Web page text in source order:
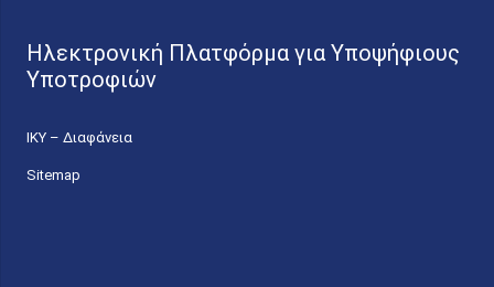
Ηλεκτρονική Πλατφόρμα για Υποψήφιους
Υποτροφιών
ΙΚΥ – Διαφάνεια
Sitemap